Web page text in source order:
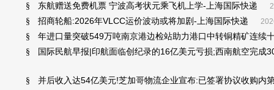
§ 东航赠送免费机票 宁波高考状元乘飞机上学-上海国际快递
§ 招商轮船:2026年VLCC运价波动或将加剧-上海国际快递
§ 年进口量突破549万吨南京港边检站助力港口中转铜精矿连续
§ 国际民航早报|印航面临创纪录的16亿美元亏损;西南航空完成
§ 并后收入达54亿美元!芝加哥物流企业宣布:已签署协议收购内